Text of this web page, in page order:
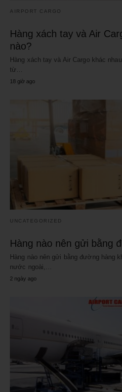
AIRPORT CARGO
Hàng xách tay và Air
nào?
Hàng xách tay và Air Cargo khác
từ…
18 giờ ago
UNCATEGORIZED
Hàng nào nên gửi bằng
Hàng nào nên gửi bằng đường hàng
nước ngoài,…
2 ngày ago